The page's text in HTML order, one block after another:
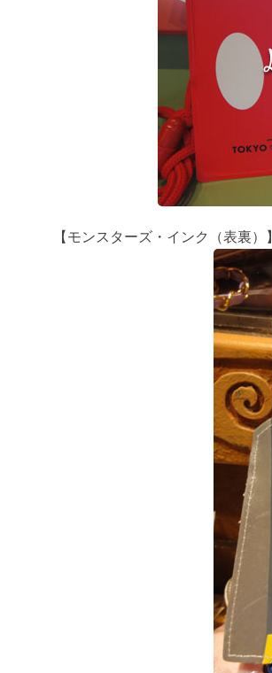
【モンスターズ・インク（表裏）】